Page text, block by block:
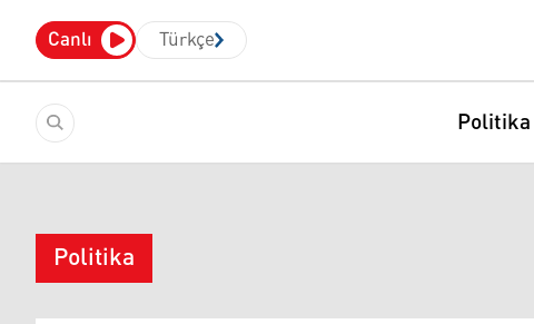
Canlı Türkçe
Politika
Politika